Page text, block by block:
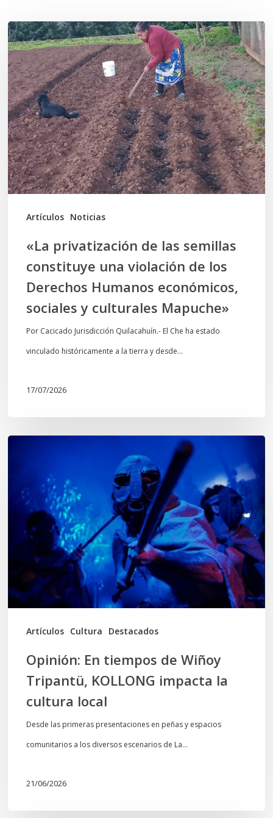
Artículos Noticias
«La
privatización
de
las
semillas
constituye
una
violación
de
Humanos
económicos,
sociales
culturales
Mapuche»
«La privatización de las semillas
constituye una violación de los
Derechos Humanos económicos,
sociales y culturales Mapuche»
Por Cacicado Jurisdicción Quilacahuín.- El Che ha estado
vinculado históricamente a la tierra y desde…
17/07/2026
Artículos Cultura Destacados
tiempos
Wiñoy
Tripantü,
KOLLONG
impacta
la
cultura
Opinión: En tiempos de Wiñoy
Tripantü, KOLLONG impacta la
cultura local
Desde las primeras presentaciones en peñas y espacios
comunitarios a los diversos escenarios de La…
21/06/2026